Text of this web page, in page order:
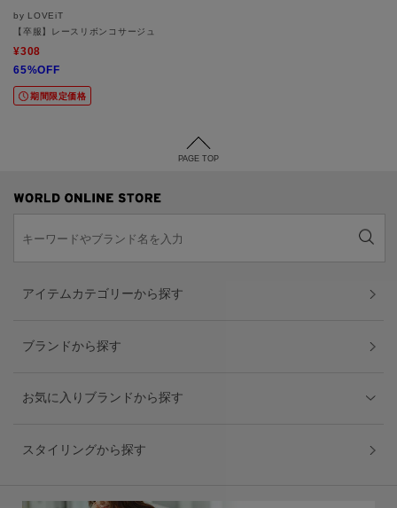
by LOVEiT
【卒服】レースリボンコサージュ
¥308
65%OFF
期間限定価格
PAGE TOP
アイテムカテゴリーから探す
ブランドから探す
お気に入りブランドから探す
スタイリングから探す